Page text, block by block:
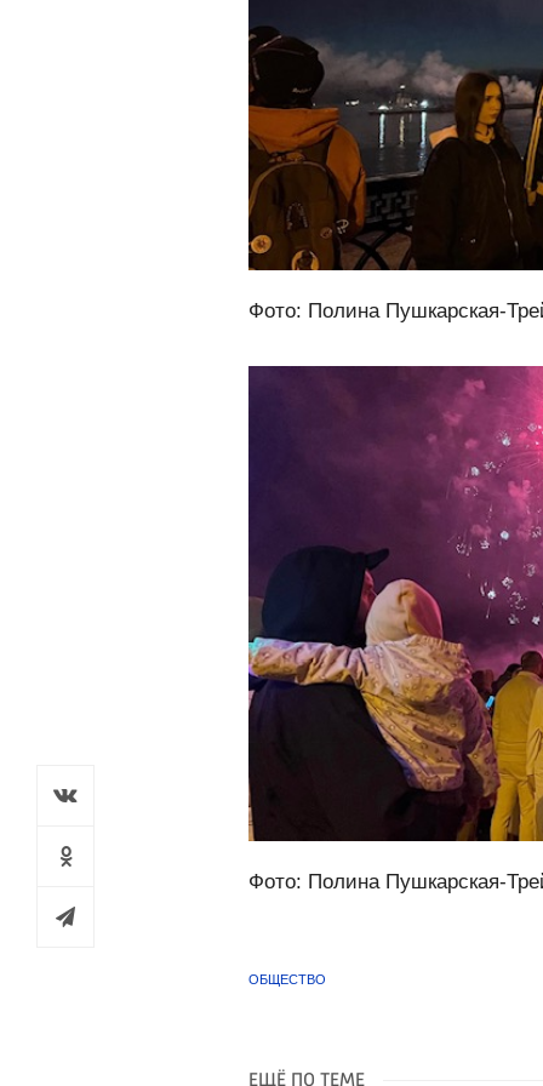
Фото: Полина Пушкарская-
Фото: Полина Пушкарская-
ОБЩЕСТВО
ЕЩЁ ПО ТЕМЕ